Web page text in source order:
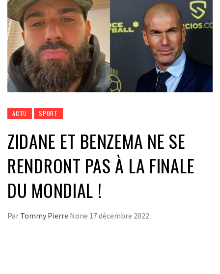
ACTU SPORT
ZIDANE ET BENZEMA NE SE
RENDRONT PAS À LA FINALE
DU MONDIAL !
Par Tommy Pierre None 17 décembre 2022